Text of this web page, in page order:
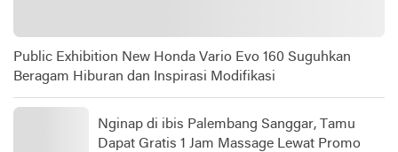
Public Exhibition New Honda Vario Evo 160 Suguhkan
Beragam Hiburan dan Inspirasi Modifikasi
Nginap di ibis Palembang Sanggar, Tamu
Dapat Gratis 1 Jam Massage Lewat Promo